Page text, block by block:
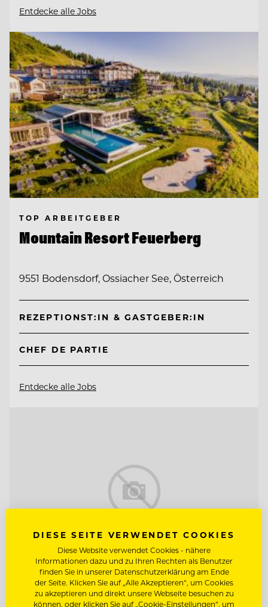
Entdecke alle Jobs
TOP ARBEITGEBER
Mountain Resort Feuerberg
9551 Bodensdorf, Ossiacher See, Österreich
REZEPTIONST:IN & GASTGEBER:IN
CHEF DE PARTIE
Entdecke alle Jobs
TOP ARBEITGEBER
DIESE SEITE VERWENDET COOKIES
Diese Website verwendet Cookies - nähere
Informationen dazu und zu Ihren Rechten als Benutzer
finden Sie in unserer Datenschutzerklärung am Ende
der Seite. Klicken Sie auf „Alle Akzeptieren“, um Cookies
zu akzeptieren und direkt unsere Webseite besuchen zu
können, oder klicken Sie auf „Cookie-Einstellungen“, um